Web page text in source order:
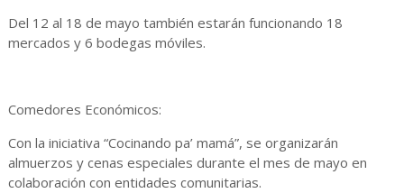
Del 12 al 18 de mayo también estarán funcionando 18
mercados y 6 bodegas móviles.
Comedores Económicos:
Con la iniciativa “Cocinando pa’ mamá”, se organizarán
almuerzos y cenas especiales durante el mes de mayo en
colaboración con entidades comunitarias.